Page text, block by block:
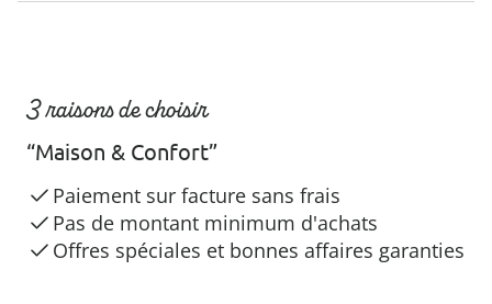
3 raisons de choisir
“Maison & Confort”
Paiement sur facture sans frais
Pas de montant minimum d'achats
Offres spéciales et bonnes affaires garanties